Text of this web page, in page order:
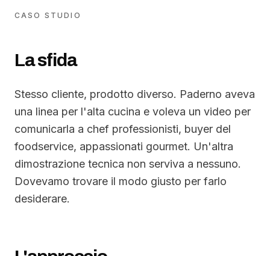
CASO STUDIO
La sfida
Stesso cliente, prodotto diverso. Paderno aveva
una linea per l'alta cucina e voleva un video per
comunicarla a chef professionisti, buyer del
foodservice, appassionati gourmet. Un'altra
dimostrazione tecnica non serviva a nessuno.
Dovevamo trovare il modo giusto per farlo
desiderare.